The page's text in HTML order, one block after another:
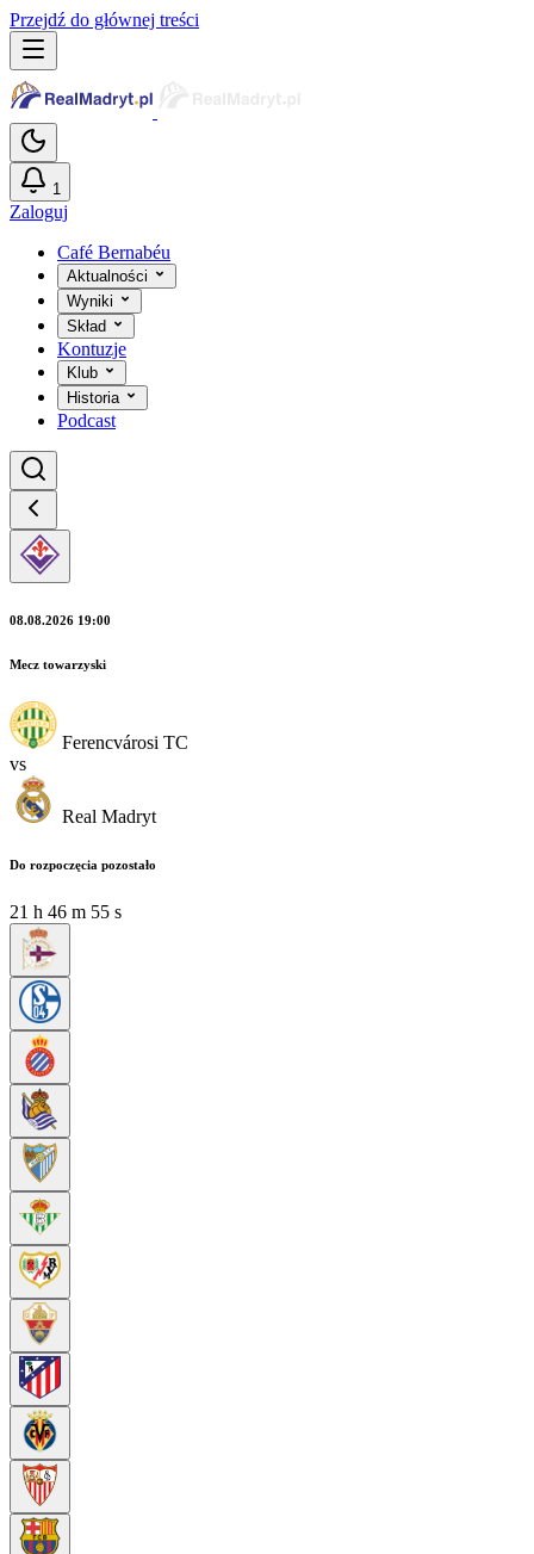
Przejdź do głównej treści
1
Zaloguj
Café Bernabéu
Aktualności
Wyniki
Skład
Kontuzje
Klub
Historia
Podcast
08.08.2026 19:00
Mecz towarzyski
Ferencvárosi TC
vs
Real Madryt
Do rozpoczęcia pozostało
21 h 46 m 55 s